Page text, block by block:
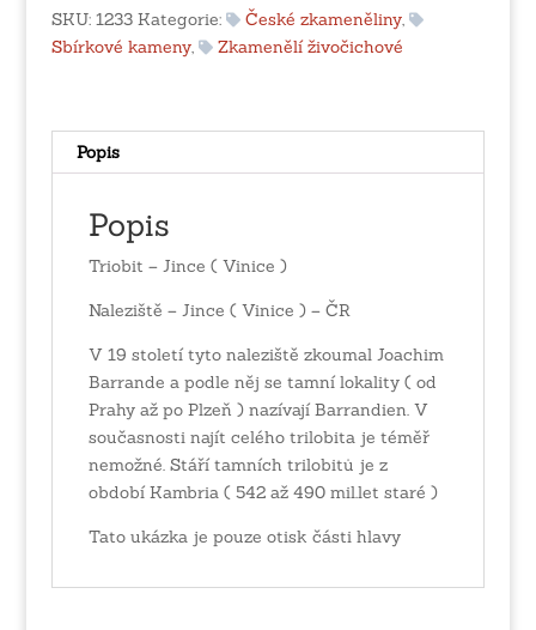
Vinice
)
SKU: 1233 Kategorie: České zkameněliny,
Sbírkové kameny, Zkamenělí živočichové
Popis
Popis
Triobit – Jince ( Vinice )
Naleziště – Jince ( Vinice ) – ČR
V 19 století tyto naleziště zkoumal Joachim
Barrande a podle něj se tamní lokality ( od
Prahy až po Plzeň ) nazívají Barrandien. V
současnosti najít celého trilobita je téměř
nemožné. Stáří tamních trilobitů je z
období Kambria ( 542 až 490 mil.let staré )
Tato ukázka je pouze otisk části hlavy